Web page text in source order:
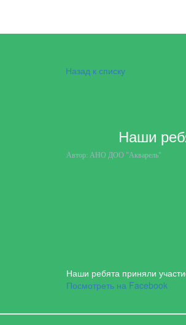
Назад к списку
Наши
Автор: АНО ДОО "Акварель"
Наши ребята приняли
Посмотреть на Facebook